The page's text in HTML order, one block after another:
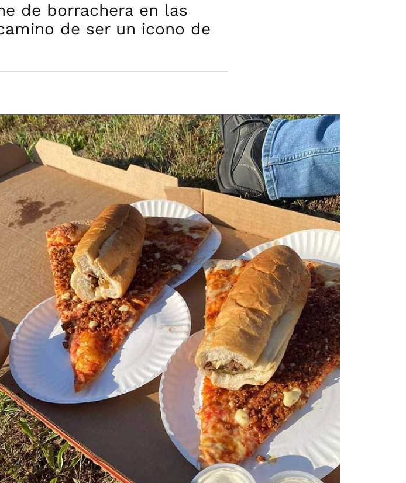
de borrachera en las
de ser un icono de